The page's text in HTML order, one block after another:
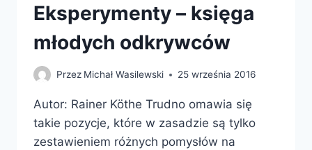
Eksperymenty – księga
młodych odkrywców
Przez Michał Wasilewski 25 września 2016
Autor: Rainer Köthe Trudno omawia się
takie pozycje, które w zasadzie są tylko
zestawieniem różnych pomysłów na